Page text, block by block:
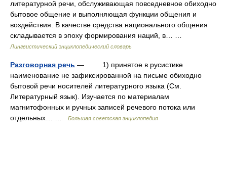
литературной речи, обслуживающая повседневное обиходно
бытовое общение и выполняющая функции общения и
воздействия. В качестве средства национального общения
складывается в эпоху формирования наций, в… …
Лингвистический энциклопедический словарь
Разговорная речь — 1) принятое в русистике
наименование не зафиксированной на письме обиходно
бытовой речи носителей литературного языка (См.
Литературный язык). Изучается по материалам
магнитофонных и ручных записей речевого потока или
отдельных… …
Большая советская энциклопедия